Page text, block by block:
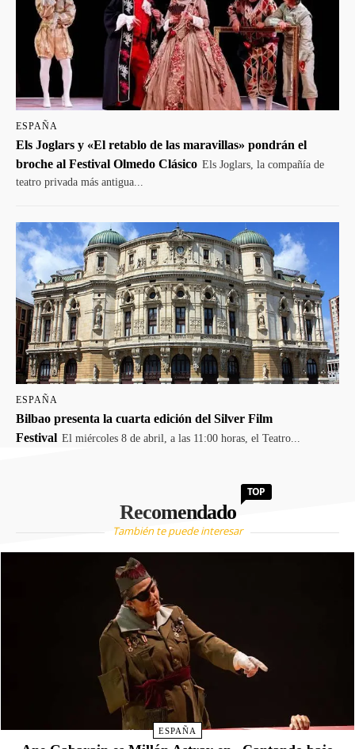
ESPAÑA
Els Joglars y «El retablo de las maravillas» pondrán el
broche al Festival Olmedo Clásico Els Joglars, la compañía de
teatro privada más antigua...
ESPAÑA
Bilbao presenta la cuarta edición del Silver Film
Festival El miércoles 8 de abril, a las 11:00 horas, el Teatro...
Recomendado
TOP
También te puede interesar
ESPAÑA